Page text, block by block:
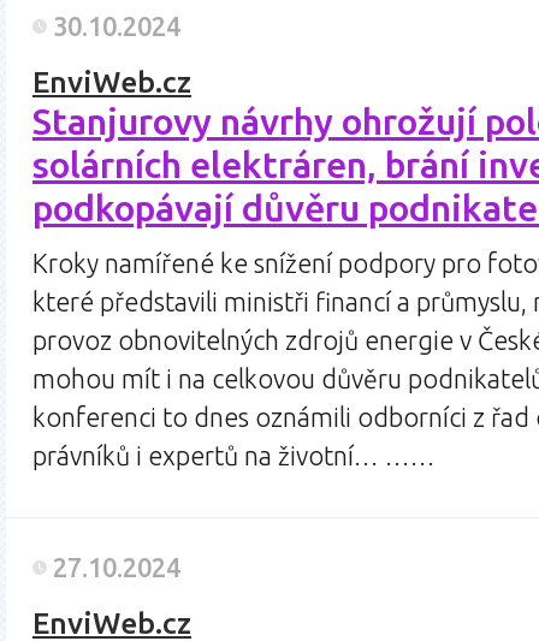
30.10.2024
EnviWeb.cz
Stanjurovy návrhy ohrožují
solárních elektráren, brání
podkopávají důvěru
Kroky namířené ke snížení podpory pro
které představili ministři financí a
provoz obnovitelných zdrojů energie v
mohou mít i na celkovou důvěru
konferenci to dnes oznámili odborníci z řad
právníků i expertů na životní… ……
27.10.2024
EnviWeb.cz